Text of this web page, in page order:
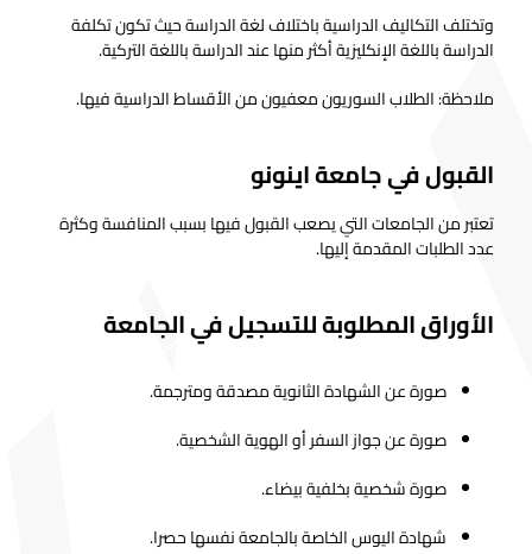
وتختلف التكاليف الدراسية باختلاف لغة الدراسة حيث تكون تكلفة
الدراسة باللغة الإنكليزية أكثر منها عند الدراسة باللغة التركية.
ملاحظة: الطلاب السوريون معفيون من الأقساط الدراسية فيها.
القبول في جامعة اينونو
تعتبر من الجامعات التي يصعب القبول فيها بسبب المنافسة وكثرة
عدد الطلبات المقدمة إليها.
الأوراق المطلوبة للتسجيل في الجامعة
صورة عن الشهادة الثانوية مصدقة ومترجمة.
صورة عن جواز السفر أو الهوية الشخصية.
صورة شخصية بخلفية بيضاء.
شهادة اليوس الخاصة بالجامعة نفسها حصرا.